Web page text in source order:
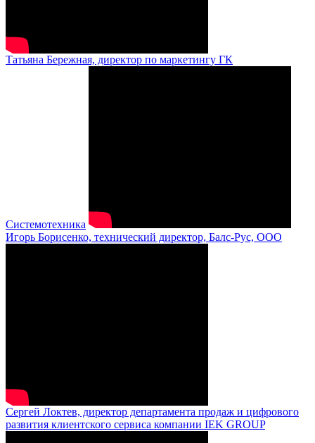
Татьяна Бережная, директор по маркетингу ГК
Системотехника
Игорь Борисенко, технический директор, Балс-Рус, ООО
Сергей Локтев, директор департамента продаж и цифрового
развития клиентского сервиса компании IEK GROUP